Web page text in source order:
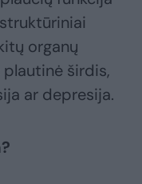
organų
širdis,
ar depresija.